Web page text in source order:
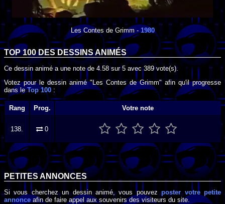
Les Contes de Grimm - 1980
TOP 100 DES DESSINS ANIMÉS
Ce dessin animé a une note de 4.58sur5 avec389vote(s).
Votez pour le dessin animé "Les Contes de Grimm" afin qu'il progresse
dans leTop 100 :
Rang Prog. Votre note
138. 0
PETITES ANNONCES
Si vous cherchez un dessin animé, vous pouvezposter votre petite
annonce afin de faire appel aux souvenirs des visiteurs du site.